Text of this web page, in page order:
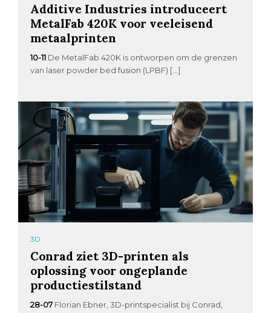
Additive Industries introduceert
MetalFab 420K voor veeleisend
metaalprinten
10-11 De MetalFab 420K is ontworpen om de grenzen
van laser powder bed fusion (LPBF) […]
3D
Conrad ziet 3D-printen als
oplossing voor ongeplande
productiestilstand
28-07 Florian Ebner, 3D-printspecialist bij Conrad,